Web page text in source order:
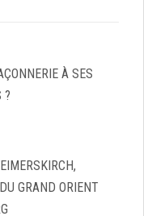
À SES
?
GRAND ORIENT